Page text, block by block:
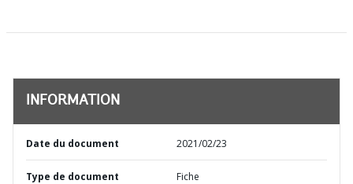
INFORMATION
Date du document 2021/02/23
Type de document Fiche